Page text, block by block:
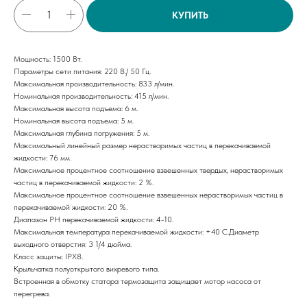
КУПИТЬ
Мощность: 1500 Вт.
Параметры сети питания: 220 В./ 50 Гц.
Максимальная производительность: 833 л/мин.
Номинальная производительность: 415 л/мин.
Максимальная высота подъема: 6 м.
Номинальная высота подъема: 5 м.
Максимальная глубина погружения: 5 м.
Максимальный линейный размер нерастворимых частиц в перекачиваемой
жидкости: 76 мм.
Максимальное процентное соотношение взвешенных твердых, нерастворимых
частиц в перекачиваемой жидкости: 2 %.
Максимальное процентное соотношение взвешенных нерастворимых частиц в
перекачиваемой жидкости: 20 %.
Диапазон РН перекачиваемой жидкости: 4-10.
Максимальная температура перекачиваемой жидкости: +40 С.Диаметр
выходного отверстия: 3 1/4 дюйма.
Класс защиты: IPX8.
Крыльчатка полуоткрытого вихревого типа.
Встроенная в обмотку статора термозащита защищает мотор насоса от
перегрева.